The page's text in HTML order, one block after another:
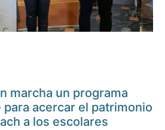
marcha un programa
acercar el patrimonio
a los escolares